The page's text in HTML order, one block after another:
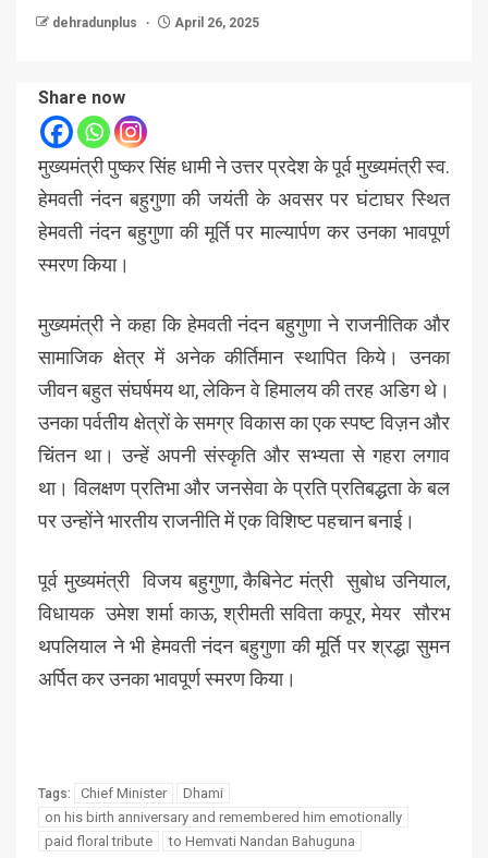
dehradunplus April 26, 2025
Share now
मुख्यमंत्री पुष्कर सिंह धामी ने उत्तर प्रदेश के पूर्व मुख्यमंत्री स्व.
हेमवती नंदन बहुगुणा की जयंती के अवसर पर घंटाघर स्थित
हेमवती नंदन बहुगुणा की मूर्ति पर माल्यार्पण कर उनका भावपूर्ण
स्मरण किया।
मुख्यमंत्री ने कहा कि हेमवती नंदन बहुगुणा ने राजनीतिक और
सामाजिक क्षेत्र में अनेक कीर्तिमान स्थापित किये। उनका
जीवन बहुत संघर्षमय था, लेकिन वे हिमालय की तरह अडिग थे।
उनका पर्वतीय क्षेत्रों के समग्र विकास का एक स्पष्ट विज़न और
चिंतन था। उन्हें अपनी संस्कृति और सभ्यता से गहरा लगाव
था। विलक्षण प्रतिभा और जनसेवा के प्रति प्रतिबद्धता के बल
पर उन्होंने भारतीय राजनीति में एक विशिष्ट पहचान बनाई।
पूर्व मुख्यमंत्री विजय बहुगुणा, कैबिनेट मंत्री सुबोध उनियाल,
विधायक उमेश शर्मा काऊ, श्रीमती सविता कपूर, मेयर सौरभ
थपलियाल ने भी हेमवती नंदन बहुगुणा की मूर्ति पर श्रद्धा सुमन
अर्पित कर उनका भावपूर्ण स्मरण किया।
Tags: Chief Minister
Dhami
on his birth anniversary and remembered him emotionally
paid floral tribute
to Hemvati Nandan Bahuguna